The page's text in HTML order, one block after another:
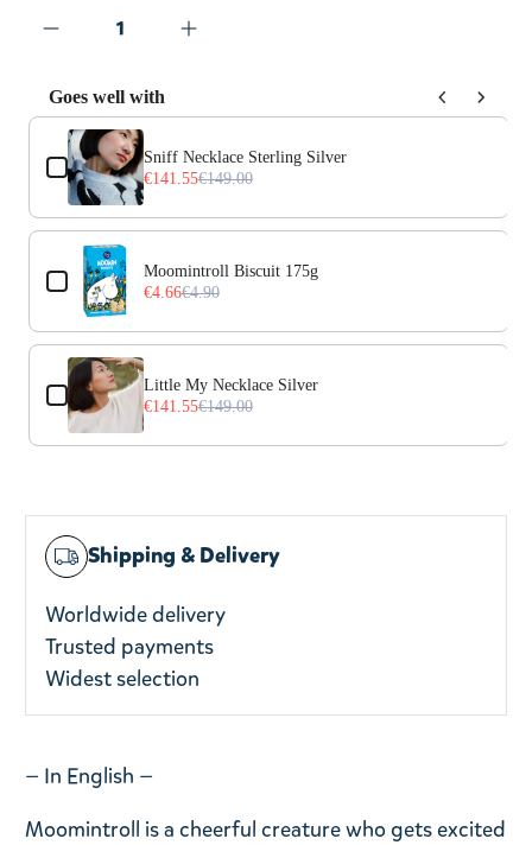
Goes well with
Use the Previous and Next buttons to navigate through
Sniff Necklace Sterling Silver
€141.55€149.00
Moomintroll Biscuit 175g
€4.66€4.90
Little My Necklace Silver
€141.55€149.00
Shipping & Delivery
Worldwide delivery
Trusted payments
Widest selection
— In English —
Moomintroll is a cheerful creature who gets excited